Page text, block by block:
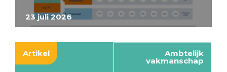
23 juli 2026
Artikel Ambtelijk
vakmanschap